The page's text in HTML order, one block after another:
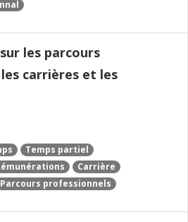
les parcours
carrières et les
Temps partiel
Carrière
Parcours professionnels